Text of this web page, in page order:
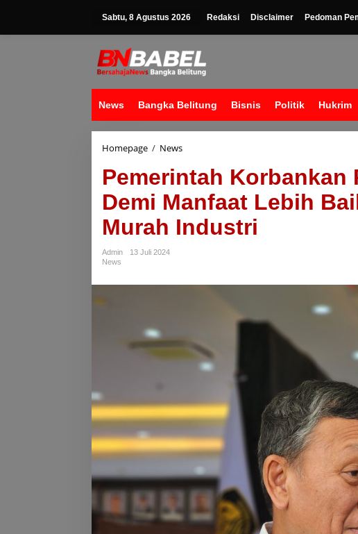
Sabtu, 8 Agustus 2026 Redaksi Disclaimer Pedoman
News Bangka Belitung Bisnis Politik Hukrim
Homepage / NewsPemerintah
Pendapatan
Negara
Demi
Manfaat
Lebih
Baik
Murah
Pemerintah Korbankan
Demi Manfaat Lebih
Murah Industri
Admin
13 Juli 2024
News